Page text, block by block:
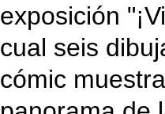
exposición
cual seis
cómic